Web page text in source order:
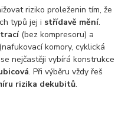
riziko proleženin tím, že
typů jej i střídavě mění.
(bez kompresoru) a
(nafukovací komory, cyklická
nejčastěji vybírá konstrukce
. Při výběru vždy řeš
rizika dekubitů.